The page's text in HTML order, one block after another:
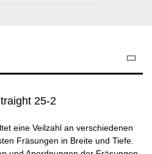
25-2
eine Veilzahl an verschiedenen
Fräsungen in Breite und Tiefe.